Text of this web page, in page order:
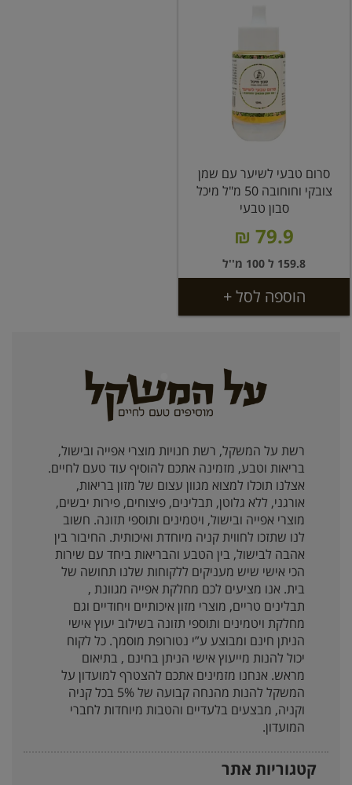
סרום טבעי לשיער עם שמן
צובקי וחוחובה 50 מ"ל מיכל
סבון טבעי
79.9 ₪
159.8 ל 100 מ''ל
הוספה לסל +
רשת על המשקל, רשת חנויות מוצרי אפייה ובישול,
בריאות וטבע, מזמינה אתכם להוסיף עוד טעם לחיים.
אצלנו תוכלו למצוא מגוון עצום של מזון בריאות,
אורגני, ללא גלוטן, תבלינים, פיצוחים, פירות יבשים,
מוצרי אפייה ובישול, ויטמינים ותוספי תזונה. חשוב
לנו שתזכו לחווית קניה מיוחדת ואיכותית. החיבור בין
אהבה לבישול, בין הטבע והבריאות ביחד עם שירות
הכי אישי שיש מעניקים ללקוחות שלנו תחושה של
בית. אנו מציעים לכם מחלקת אפייה מגוונת ,
תבלינים טריים, מוצרי מזון איכותיים ויחודיים וגם
מחלקת ויטמינים ותוספי תזונה בשילוב יעוץ אישי
הניתן חינם ומבוצע ע”י נטורופת מוסמך. כל לקוח
יכול להנות מייעוץ אישי הניתן בחינם , בתיאום
מראש. אנחנו מזמינים אתכם להצטרף למועדון על
המשקל להנות מהנחה קבועה של 5% בכל קניה
וקניה, מבצעים בלעדיים והטבות מיוחדות לחברי
המועדון.
קטגוריות אתר